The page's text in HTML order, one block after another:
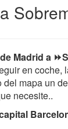
Madrid a
en
mapa un
necesite..